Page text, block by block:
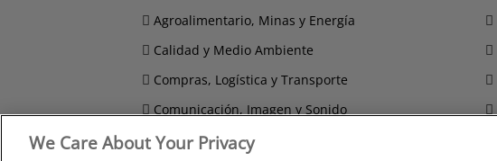
Agroalimentario, Minas y Energía
Calidad y Medio Ambiente
Compras, Logística y Transporte
Comunicación, Imagen y Sonido
Derecho y Seguridad
We Care About Your Privacy